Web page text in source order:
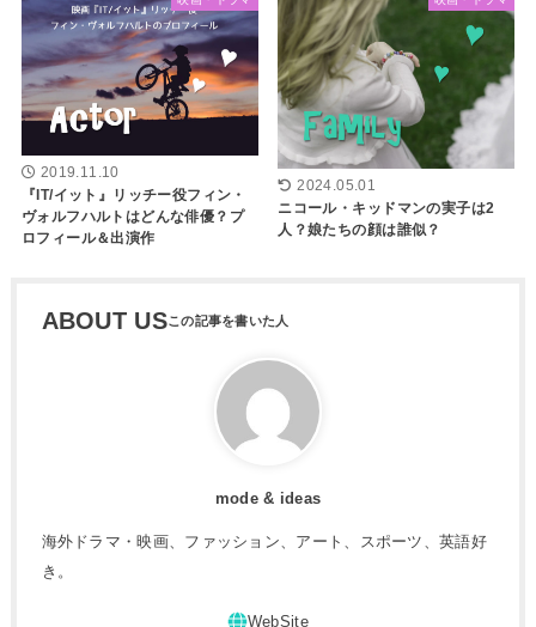
2019.11.10
『IT/イット』リッチー役フィン・
ヴォルフハルトはどんな俳優？プ
ロフィール＆出演作
2024.05.01
ニコール・キッドマンの実子は2
人？娘たちの顔は誰似？
ABOUT US
mode & ideas
海外ドラマ・映画、ファッション、アート、スポーツ、英語好
き。